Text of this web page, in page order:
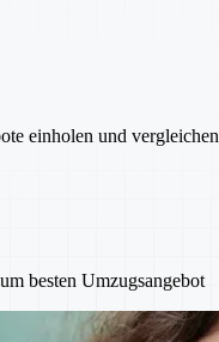
einholen und vergleichen
besten Umzugsangebot